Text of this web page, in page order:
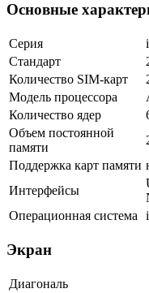
Основные
Серия
Стандарт
Количество SIM-карт
Модель процессора
Количество ядер
Объем постоянной
памяти
Поддержка карт памяти
Интерфейсы
Операционная система
Экран
Диагональ